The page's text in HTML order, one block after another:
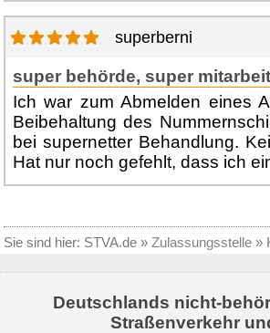
superberni
super behörde, super
Ich war zum Abmelden eines
Beibehaltung des
bei supernetter Behandlung.
Hat nur noch gefehlt, dass ich
Sie sind hier: STVA.de » Zulassungsstelle »
Deutschlands nicht-
Straßenverkehr